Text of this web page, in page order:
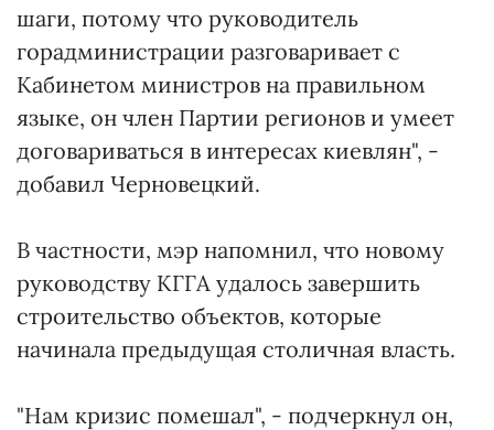
шаги, потому что руководитель
горадминистрации разговаривает с
Кабинетом министров на правильном
языке, он член Партии регионов и умеет
договариваться в интересах киевлян", -
добавил Черновецкий.
В частности, мэр напомнил, что новому
руководству КГГА удалось завершить
строительство объектов, которые
начинала предыдущая столичная власть.
"Нам кризис помешал", - подчеркнул он,